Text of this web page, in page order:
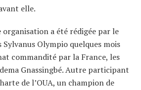
elle.
a été rédigée par le
Olympio quelques mois
commandité par la France, les
Gnassingbé. Autre participant
de l’OUA, un champion de